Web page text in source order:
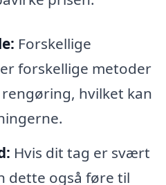
Forskellige
forskellige metoder
hvilket kan
Hvis dit tag er svært
dette også føre til